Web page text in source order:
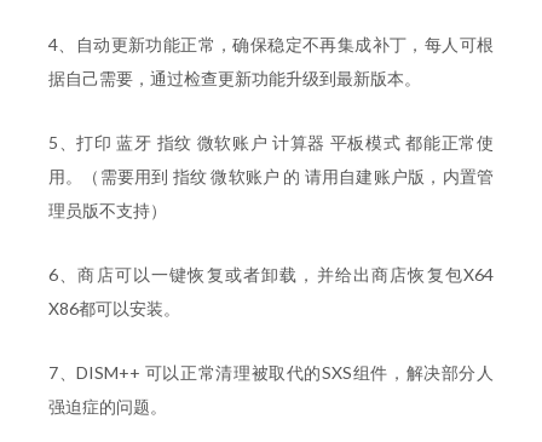
4、自动更新功能正常，确保稳定不再集成补丁，每人可根
据自己需要，通过检查更新功能升级到最新版本。
5、打印 蓝牙 指纹 微软账户 计算器 平板模式 都能正常使
用。（需要用到 指纹 微软账户 的 请用自建账户版，内置管
理员版不支持）
6、商店可以一键恢复或者卸载，并给出商店恢复包X64
X86都可以安装。
7、DISM++ 可以正常清理被取代的SXS组件，解决部分人
强迫症的问题。